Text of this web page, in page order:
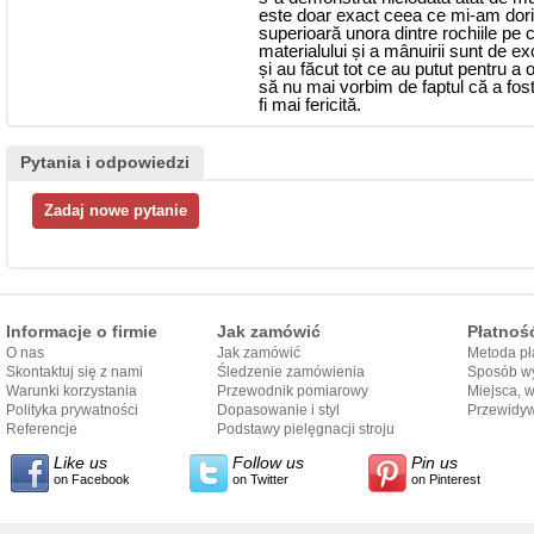
este doar exact ceea ce mi-am
superioară unora dintre rochiile pe
materialului și a mânuirii sunt de
și au făcut tot ce au putut pentru a
să nu mai vorbim de faptul că a
fi mai fericită.
Pytania i odpowiedzi
Informacje o firmie
O nas
Skontaktuj się z nami
Warunki korzystania
Polityka prywatności
Referencje
Jak zamówić
Jak zamówić
Śledzenie zamówienia
Przewodnik pomiarowy
Dopasowanie i styl
przewodnika
Podstawy pielęgnacji stroju
Metoda
Sposób
Miejsca,
Like us
on Facebook
Follow us
on Twitter
Pin us
on Pinterest